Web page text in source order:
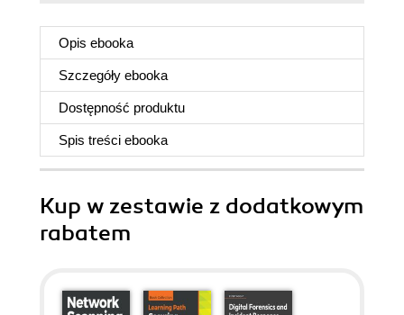
Opis ebooka
Szczegóły ebooka
Dostępność produktu
Spis treści ebooka
Kup w zestawie z dodatkowym
rabatem